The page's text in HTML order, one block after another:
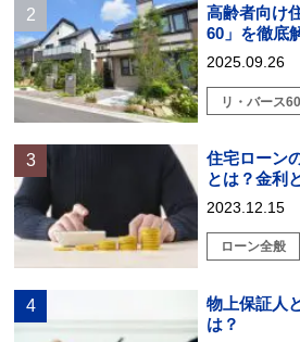
高齢者向け
60」を徹底
2025.09.26
リ・バース60
住宅ローン
とは？金利
2023.12.15
ローン全般
物上保証人
は？